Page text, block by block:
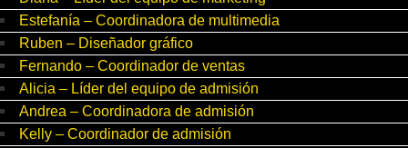
Estefanía – Coordinadora de multimedia
Ruben – Diseñador gráfico
Fernando – Coordinador de ventas
Alicia – Líder del equipo de admisión
Andrea – Coordinadora de admisión
Kelly – Coordinador de admisión